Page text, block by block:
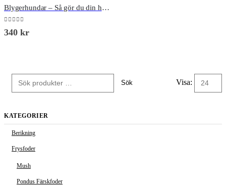
Blygerhundar – Så gör du din hund till en superhjälte
340 kr
Visa:
Sök
KATEGORIER
Berikning
Frysfoder
Mush
Pondus Färskfoder